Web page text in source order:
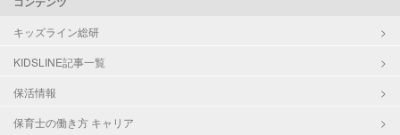
キッズライン総研
KIDSLINE記事一覧
保活情報
保育士の働き方 キャリア